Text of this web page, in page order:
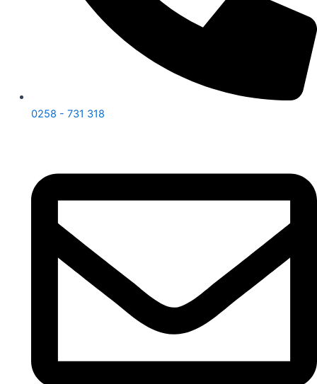
0258 - 731 318